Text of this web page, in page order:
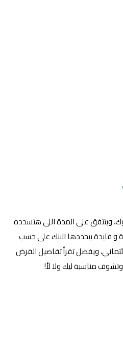
وبتتفق على المدة اللى هتسدده
و فايدة بيحددها البنك على حسب
ويفضل تقرأ تفاصيل القرض
مناسبة ليك ولا لأ!